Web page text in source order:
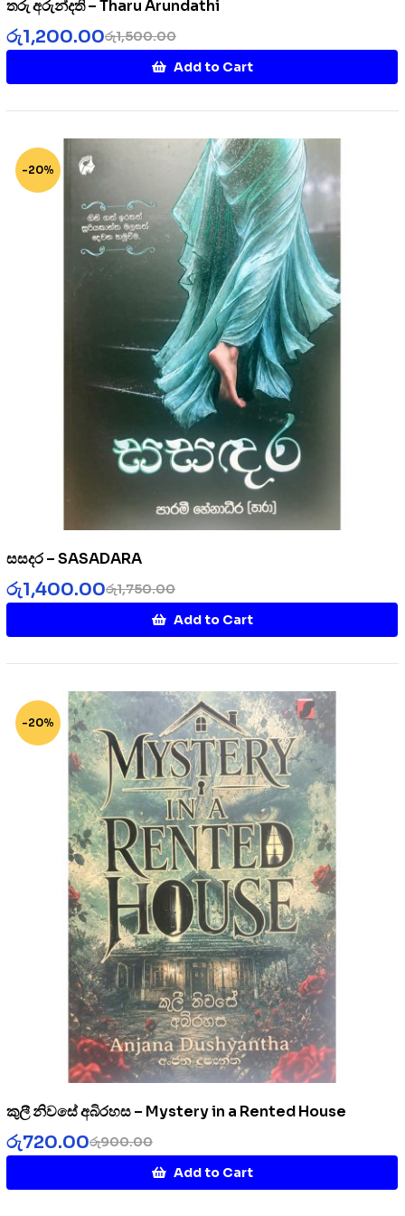
තරු අරුන්දති – Tharu Arundathi
රු1,500.00
රු1,200.00
Add to Cart
-20%
සසදර – SASADARA
රු1,750.00
රු1,400.00
Add to Cart
-20%
කුලී නිවසේ අබිරහස – Mystery in a Rented House
රු900.00
රු720.00
Add to Cart